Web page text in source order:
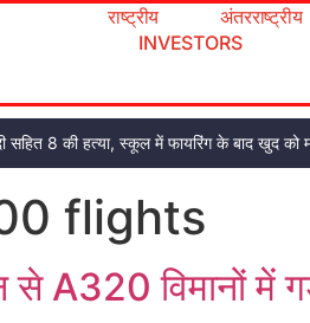
राष्ट्रीय अंतरराष्ट्रीय
INVESTORS
सहित 8 की हत्या, स्कूल में फायरिंग के बाद खुद को
flights
A320 विमानों में